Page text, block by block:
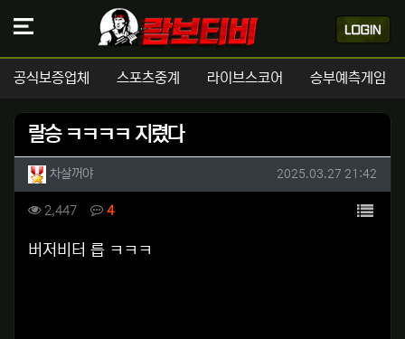
공식보증업체 스포츠중계 라이브스코어 승부예측게임
랄승 ㅋㅋㅋㅋ 지렸다
작성자 정보
차살꺼야작성 작성일
2025.03.27 21:42
컨텐츠 정보
2,447조회 4댓글 목록
본문
버저비터 릅 ㅋㅋㅋ